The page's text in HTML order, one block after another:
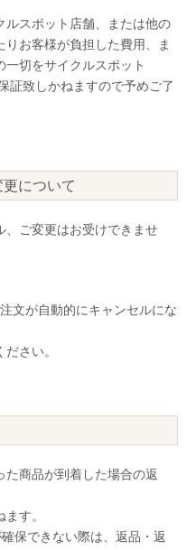
ルスポット店舗、または他の
お客様が負担した費用、ま
切をサイクルスポット
証致しかねますので予めご了
について
、ご変更はお受けできませ
文が自動的にキャンセルにな
さい。
た商品が到着した場合の返
す。
保できない際は、返品・返